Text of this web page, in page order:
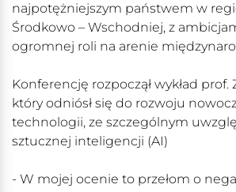
najpotężniejszym państwem w
Środkowo – Wschodniej, z
ogromnej roli na arenie
Konferencję rozpoczął wykład prof.
który odniósł się do rozwoju
technologii, ze szczególnym
sztucznej inteligencji (AI)
- W mojej ocenie to przełom o